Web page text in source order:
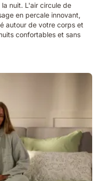
nuit. L'air circule de
en percale innovant,
autour de votre corps et
confortables et sans